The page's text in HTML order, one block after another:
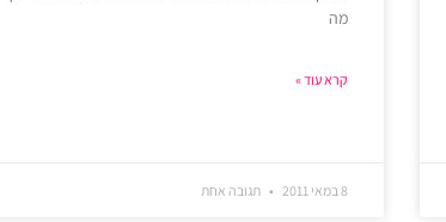
מה
קרא עוד »
8 במאי 2011 תגובה אחת